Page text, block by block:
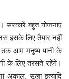
सरकारें बहुत योजनाएं
इसके लिए तैयार नहीं
तक आम मनुष्य पानी के
के लिए तरसते रहेेंगे।
अकाल, सूखा इत्यादि